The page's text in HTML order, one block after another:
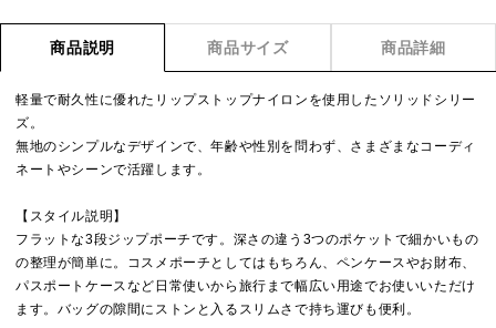
商品説明 商品サイズ 商品詳細
軽量で耐久性に優れたリップストップナイロンを使用したソリッドシリー
ズ。
無地のシンプルなデザインで、年齢や性別を問わず、さまざまなコーディ
ネートやシーンで活躍します。
【スタイル説明】
フラットな3段ジップポーチです。深さの違う3つのポケットで細かいもの
の整理が簡単に。コスメポーチとしてはもちろん、ペンケースやお財布、
パスポートケースなど日常使いから旅行まで幅広い用途でお使いいただけ
ます。バッグの隙間にストンと入るスリムさで持ち運びも便利。